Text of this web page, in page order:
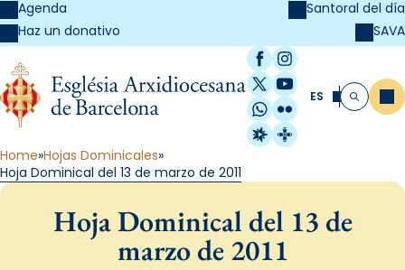
Agenda
Haz un donativo
Santoral del día
SAVA
Facebook
Instagram
X / Twitter
YouTube
WhatsApp
Flickr
Radio Estel
Catalunya
ES Buscar
Home Hojas Dominicales
Hoja Dominical del 13 de marzo de 2011
Hoja Dominical del 13 de
marzo de 2011